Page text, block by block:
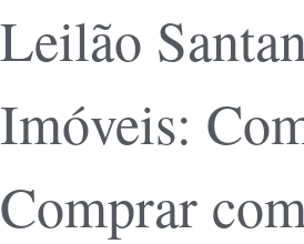
Leilão
Imóveis:
Comprar